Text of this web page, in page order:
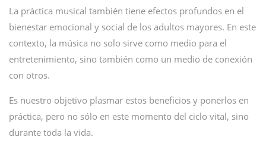
La práctica musical también tiene efectos profundos en el
bienestar emocional y social de los adultos mayores. En este
contexto, la música no solo sirve como medio para el
entretenimiento, sino también como un medio de conexión
con otros.
Es nuestro objetivo plasmar estos beneficios y ponerlos en
práctica, pero no sólo en este momento del ciclo vital, sino
durante toda la vida.